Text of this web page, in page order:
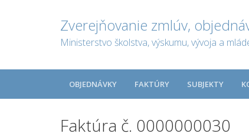
Zverejňovanie zmlúv,
Ministerstvo školstva, výskumu, vývoja a
OBJEDNÁVKY FAKTÚRY SUBJEKTY
Faktúra č. 0000000030